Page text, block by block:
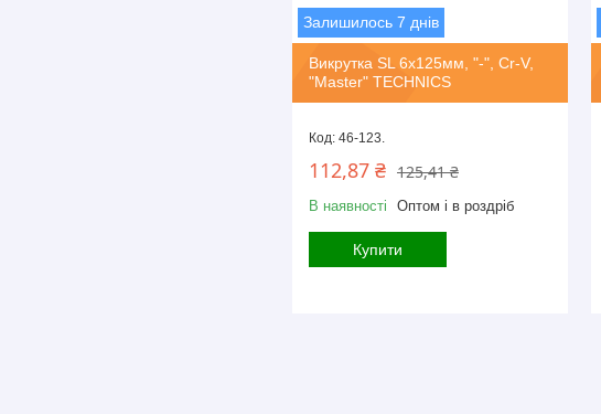
Залишилось 7 днів
Викрутка SL 6х125мм, "-", Cr-V,
"Master" TECHNICS
46-123.
125,41 ₴
112,87 ₴
В наявності Оптом і в роздріб
Купити